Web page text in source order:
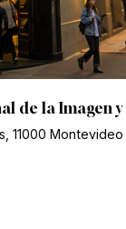
de la Imagen
11000 Montevideo